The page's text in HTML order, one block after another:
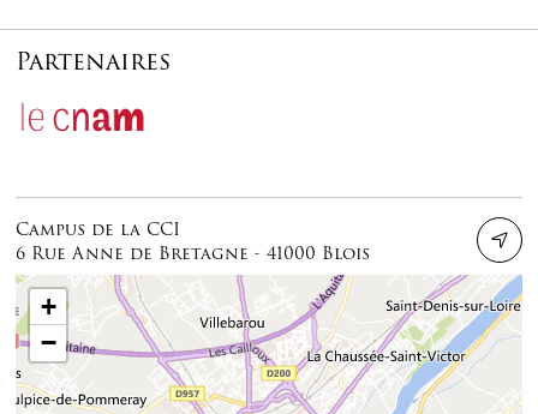
Partenaires
Campus de la CCI
6 Rue Anne de Bretagne - 41000 Blois
+
−